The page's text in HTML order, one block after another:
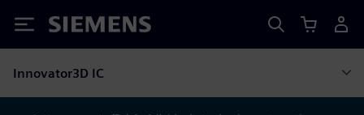
Siemens
Innovator3D IC